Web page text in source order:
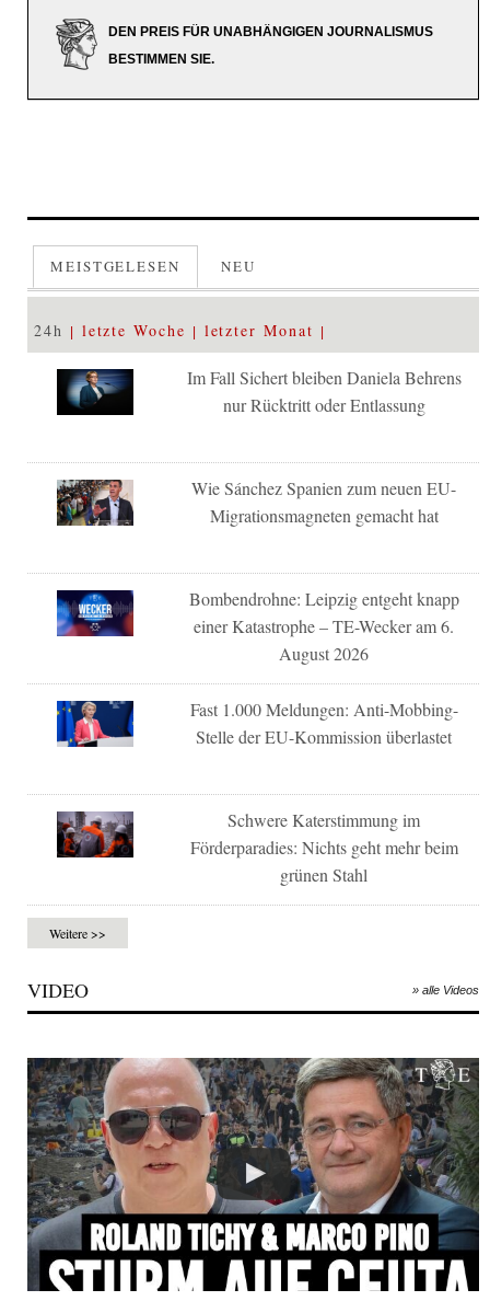
DEN PREIS FÜR UNABHÄNGIGEN JOURNALISMUS
BESTIMMEN SIE.
MEISTGELESEN NEU
24h letzte Woche letzter Monat
Im Fall Sichert bleiben Daniela Behrens
nur Rücktritt oder Entlassung
Wie Sánchez Spanien zum neuen EU-
Migrationsmagneten gemacht hat
Bombendrohne: Leipzig entgeht knapp
einer Katastrophe – TE-Wecker am 6.
August 2026
Fast 1.000 Meldungen: Anti-Mobbing-
Stelle der EU-Kommission überlastet
Schwere Katerstimmung im
Förderparadies: Nichts geht mehr beim
grünen Stahl
Weitere >>
VIDEO » alle Videos